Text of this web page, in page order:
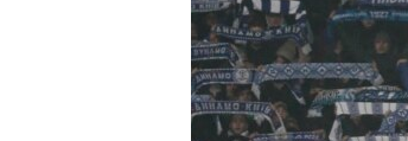
КРЫМ.НЕПОКОРЕННЫЙ
УКРАИНСКАЯ ПРОБЛЕМА КРЫМА